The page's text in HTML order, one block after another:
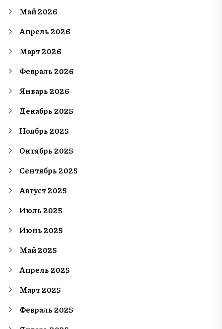
Май 2026
Апрель 2026
Март 2026
Февраль 2026
Январь 2026
Декабрь 2025
Ноябрь 2025
Октябрь 2025
Сентябрь 2025
Август 2025
Июль 2025
Июнь 2025
Май 2025
Апрель 2025
Март 2025
Февраль 2025